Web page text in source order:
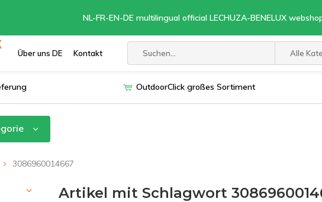
Über uns DE Kontakt Alle
NL-FR-EN-DE multilingual official LECHUZA-BENELUX
OutdoorClick großes Sortiment
3086960014667
Artikel mit Schlagwort